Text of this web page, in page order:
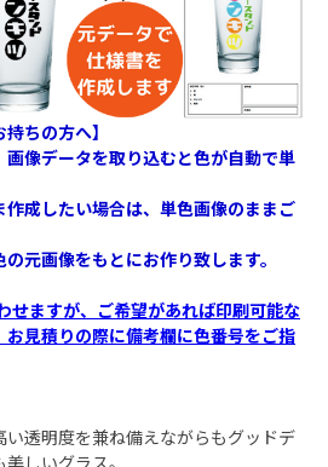
ちの方へ】
像データを取り込むと色が自動で単
成したい場合は、単色画像のままご
元画像をもとにお作り致します。
せますが、ご希望があれば印刷可能な
見積りの際に備考欄に色番号をご指
透明度を兼ね備えながらもグッドデ
しいグラス。